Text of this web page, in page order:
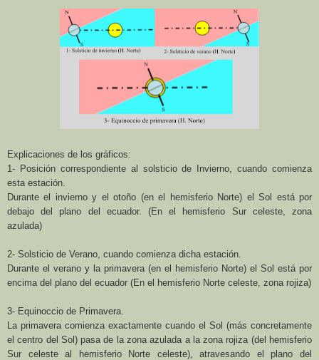
Explicaciones de los gráficos:
1- Posición correspondiente al solsticio de Invierno, cuando comienza
esta estación.
Durante el invierno y el otoño (en el hemisferio Norte) el Sol está por
debajo del plano del ecuador. (En el hemisferio Sur celeste, zona
azulada)
2- Solsticio de Verano, cuando comienza dicha estación.
Durante el verano y la primavera (en el hemisferio Norte) el Sol está por
encima del plano del ecuador (En el hemisferio Norte celeste, zona rojiza)
3- Equinoccio de Primavera.
La primavera comienza exactamente cuando el Sol (más concretamente
el centro del Sol) pasa de la zona azulada a la zona rojiza (del hemisferio
Sur celeste al hemisferio Norte celeste), atravesando el plano del